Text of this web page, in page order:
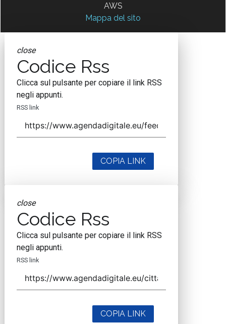
AWS
Mappa del sito
close
Codice Rss
Clicca sul pulsante per copiare il link RSS
negli appunti.
RSS link
COPIA LINK
close
Codice Rss
Clicca sul pulsante per copiare il link RSS
negli appunti.
RSS link
COPIA LINK